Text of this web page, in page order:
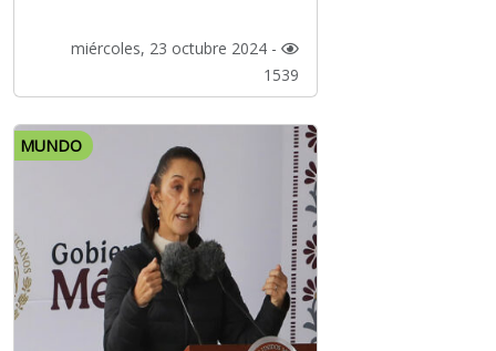
miércoles, 23 octubre 2024 -
1539
MUNDO